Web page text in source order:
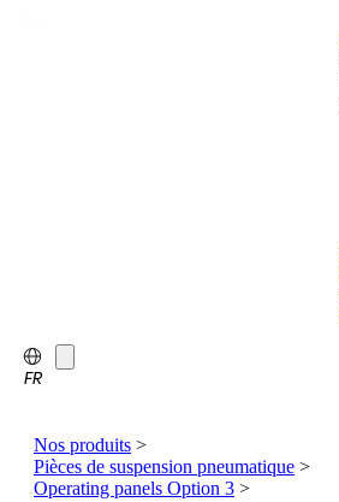
FR
Nos produits >
Pièces de suspension pneumatique >
Operating panels Option 3 >